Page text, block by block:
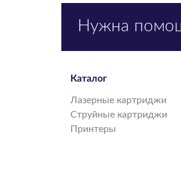
Нужна
Каталог
Лазерные картриджи
Струйные картриджи
Принтеры